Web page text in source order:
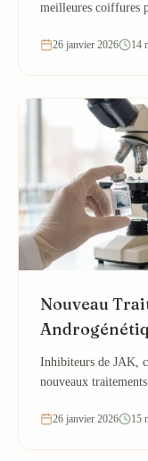
meilleures coiffures
26 janvier 2026 14
Nouveau
Inhibiteurs de JAK,
nouveaux
26 janvier 2026 15